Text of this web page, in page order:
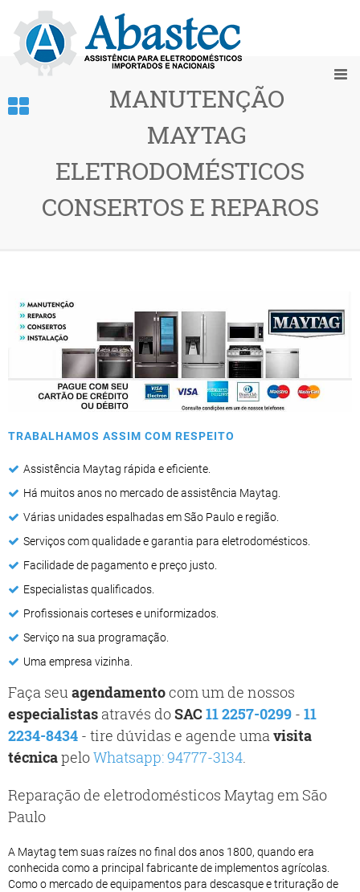
MANUTENÇÃO
MAYTAG
ELETRODOMÉSTICOS
CONSERTOS E REPAROS
TRABALHAMOS ASSIM COM RESPEITO
Assistência Maytag rápida e eficiente.
Há muitos anos no mercado de assistência Maytag.
Várias unidades espalhadas em São Paulo e região.
Serviços com qualidade e garantia para eletrodomésticos.
Facilidade de pagamento e preço justo.
Especialistas qualificados.
Profissionais corteses e uniformizados.
Serviço na sua programação.
Uma empresa vizinha.
Faça seu agendamentocom um de nossos
especialistas através doSAC 11 2257-0299 - 11
2234-8434 - tire dúvidas e agende uma visita
técnicapeloWhatsapp: 94777-3134
Reparação de eletrodomésticos Maytag em São
Paulo
A Maytag tem suas raízes no final dos anos 1800, quando era
conhecida como a principal fabricante de implementos agrícolas.
Como o mercado de equipamentos para descasque e trituração de